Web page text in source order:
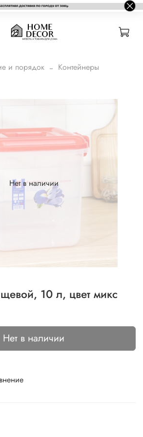
и порядок Контейнеры
Нет в наличии
10 л, цвет микс
Нет в наличии